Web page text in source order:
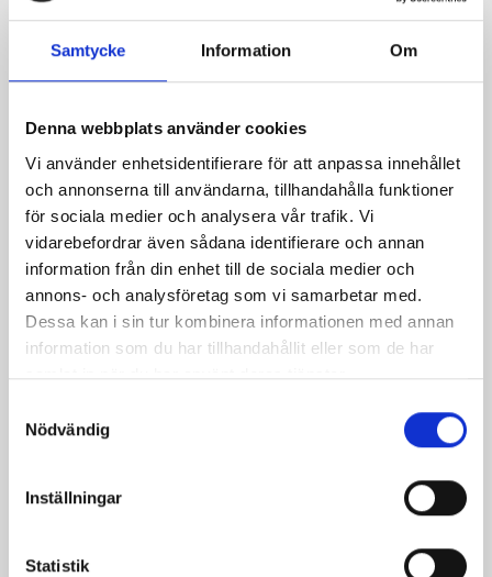
Samtycke Information Om
Denna webbplats använder cookies
Vi använder enhetsidentifierare för att anpassa innehållet
och annonserna till användarna, tillhandahålla funktioner
för sociala medier och analysera vår trafik. Vi
vidarebefordrar även sådana identifierare och annan
information från din enhet till de sociala medier och
annons- och analysföretag som vi samarbetar med.
Dessa kan i sin tur kombinera informationen med annan
information som du har tillhandahållit eller som de har
samlat in när du har använt deras tjänster.
Nödvändig
Inställningar
Statistik
Sillsallad Krämig sommarpotatis
Gravlaxtartar Porterkokta oxrulader